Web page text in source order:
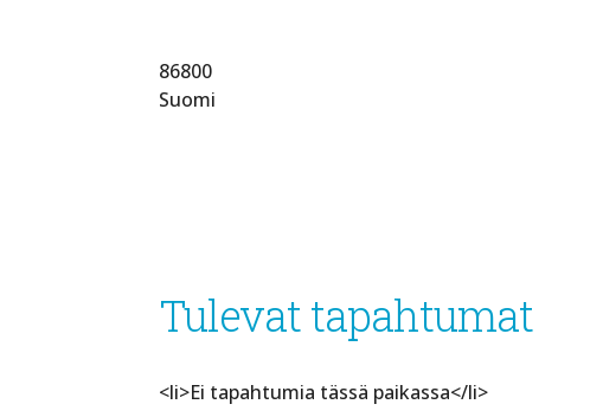
86800
Suomi
Tulevat tapahtumat
<li>Ei tapahtumia tässä paikassa</li>